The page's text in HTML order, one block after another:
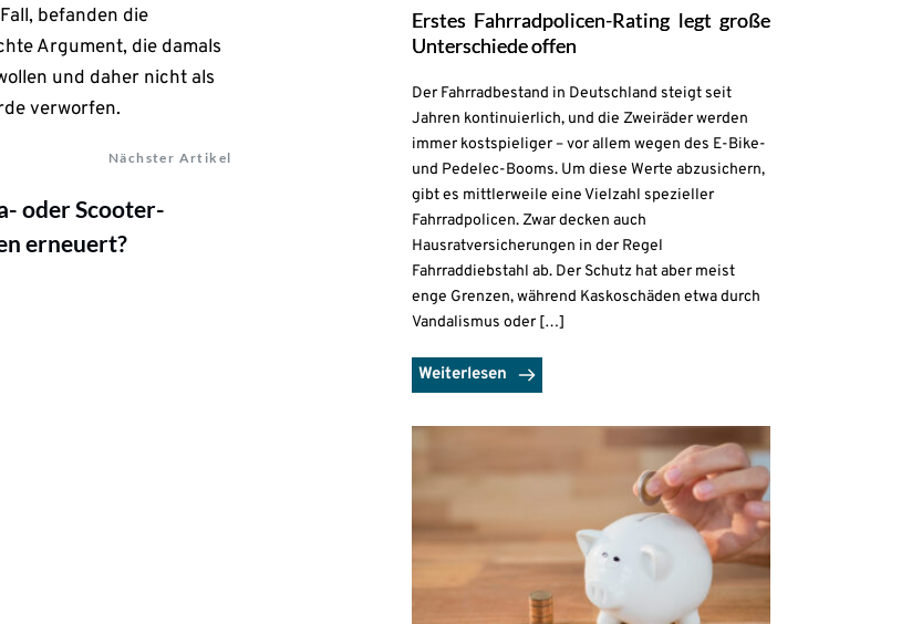
befanden die
Argument, die damals
und daher nicht als
verworfen.
Nächster Artikel
oder Scooter-
erneuert?
Erstes Fahrradpolicen-Rating legt große
Unterschiede offen
Der Fahrradbestand in Deutschland steigt seit
Jahren kontinuierlich, und die Zweiräder werden
immer kostspieliger – vor allem wegen des E-Bike-
und Pedelec-Booms. Um diese Werte abzusichern,
gibt es mittlerweile eine Vielzahl spezieller
Fahrradpolicen. Zwar decken auch
Hausratversicherungen in der Regel
Fahrraddiebstahl ab. Der Schutz hat aber meist
enge Grenzen, während Kaskoschäden etwa durch
Vandalismus oder […]
Weiterlesen